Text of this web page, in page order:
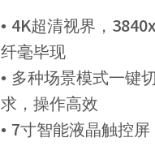
• 4K超清视界，
纤毫毕现
• 多种场景模式一键
求，操作高效
• 7寸智能液晶触控